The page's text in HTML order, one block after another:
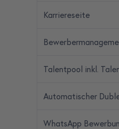
Karriereseite
Talentpool inkl.
Automatischer
WhatsApp